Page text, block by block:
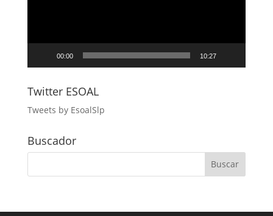
00:00 10:27
Twitter ESOAL
Tweets by EsoalSlp
Buscador